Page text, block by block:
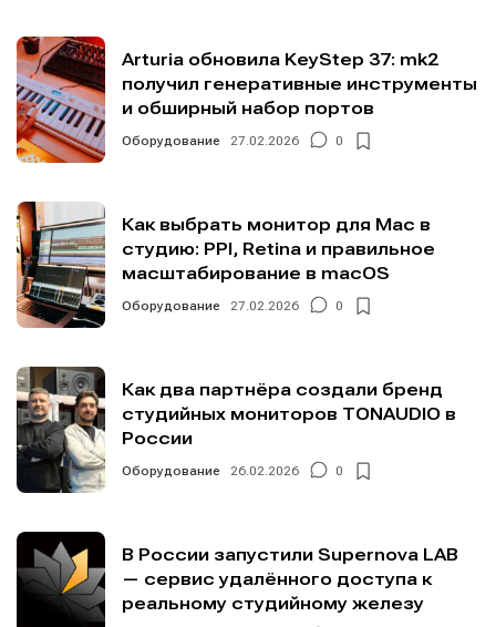
Arturia обновила KeyStep 37: mk2
получил генеративные инструменты
и обширный набор портов
Оборудование 27.02.2026 0
Как выбрать монитор для Mac в
студию: PPI, Retina и правильное
масштабирование в macOS
Оборудование 27.02.2026 0
Как два партнёра создали бренд
студийных мониторов TONAUDIO в
России
Оборудование 26.02.2026 0
В России запустили Supernova LAB
— сервис удалённого доступа к
реальному студийному железу